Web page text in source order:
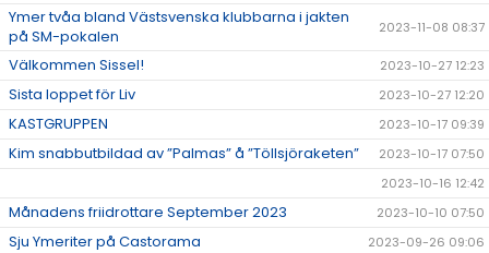
Ymer tvåa bland Västsvenska klubbarna i jakten
på SM-pokalen
2023-11-08 08:37
Välkommen Sissel! 2023-10-27 12:23
Sista loppet för Liv 2023-10-27 12:20
KASTGRUPPEN 2023-10-17 09:39
Kim snabbutbildad av ”Palmas” å ”Töllsjöraketen”
2023-10-17 07:50
2023-10-16 12:42
Månadens friidrottare September 2023 2023-10-10 07:50
Sju Ymeriter på Castorama 2023-09-26 09:06